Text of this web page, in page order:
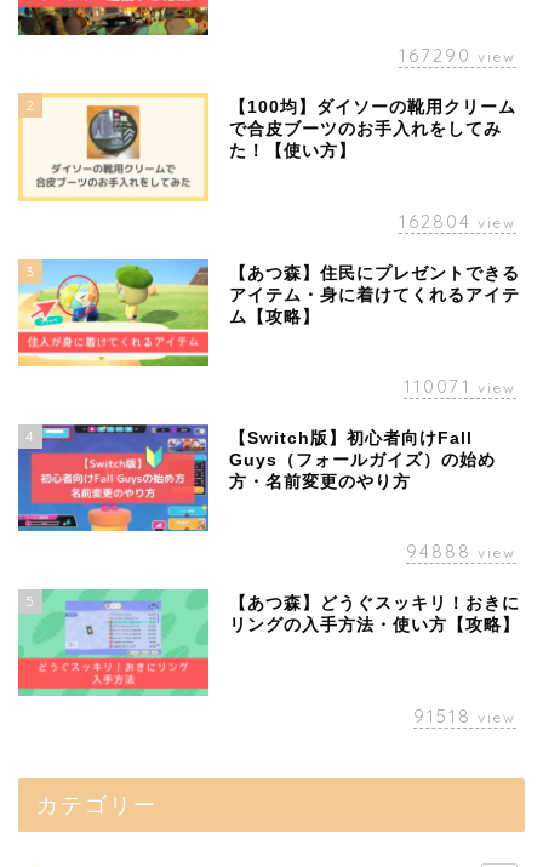
167290 view
2
【100均】ダイソーの靴用クリーム
で合皮ブーツのお手入れをしてみ
た！【使い方】
162804 view
3
【あつ森】住民にプレゼントできる
アイテム・身に着けてくれるアイテ
ム【攻略】
110071 view
4
【Switch版】初心者向けFall
Guys（フォールガイズ）の始め
方・名前変更のやり方
94888 view
5
【あつ森】どうぐスッキリ！おきに
リングの入手方法・使い方【攻略】
91518 view
カテゴリー